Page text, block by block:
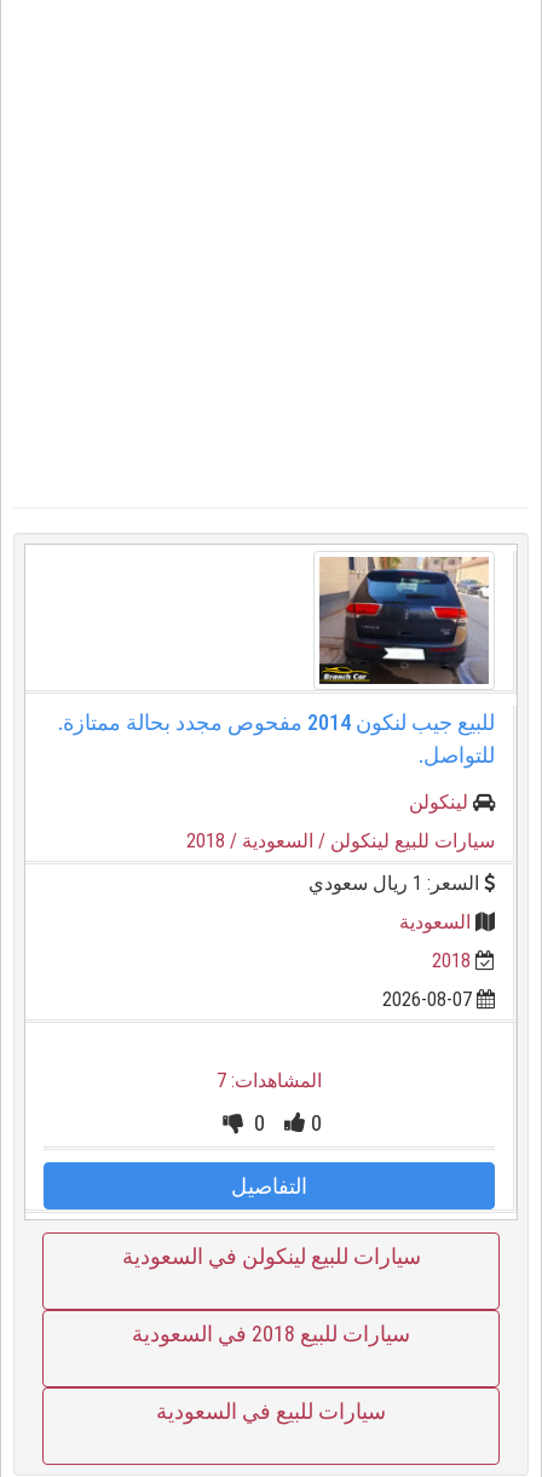
للبيع جيب لنكون 2014 مفحوص مجدد بحالة ممتازة.
للتواصل.
لينكولن
سيارات للبيع لينكولن / السعودية / 2018
السعر: 1 ريال سعودي
السعودية
2018
المشاهدات: 7
0
0
التفاصيل
سيارات للبيع لينكولن في السعودية
سيارات للبيع 2018 في السعودية
سيارات للبيع في السعودية